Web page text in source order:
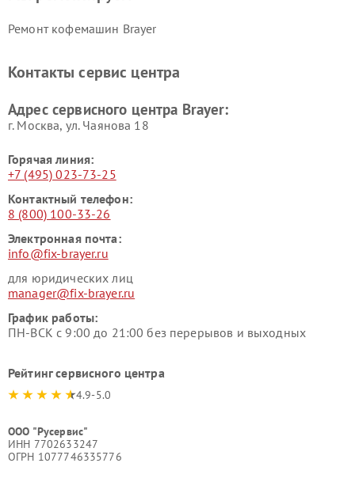
Ремонт кофемашин Brayer
Контакты сервис центра
Адрес сервисного центра Brayer:
г. Москва, ул. Чаянова 18
Горячая линия:
+7 (495) 023-73-25
Контактный телефон:
8 (800) 100-33-26
Электронная почта:
info@fix-brayer.ru
для юридических лиц
manager@fix-brayer.ru
График работы:
ПН-ВСК с 9:00 до 21:00 без перерывов и выходных
Рейтинг сервисного центра
4.9-5.0
ООО "Русервис"
ИНН 7702633247
ОГРН 1077746335776